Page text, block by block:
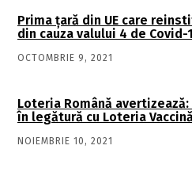
Prima țară din UE care
din cauza valului 4 de Covid-
OCTOMBRIE 9, 2021
Loteria Română
în legătură cu Loteria
NOIEMBRIE 10, 2021